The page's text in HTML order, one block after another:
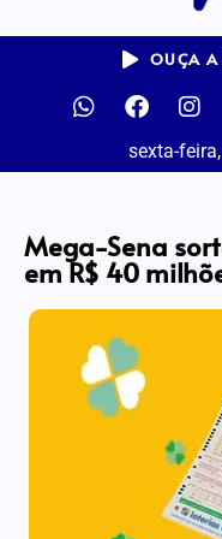
OUÇA
sexta-
Mega-Sena
em R$ 40